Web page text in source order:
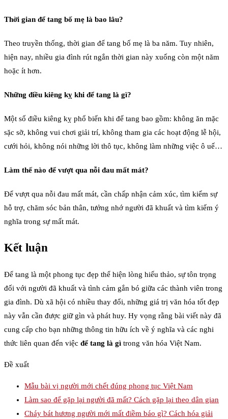
Thời gian để tang bố mẹ là bao lâu?
Theo truyền thống, thời gian để tang bố mẹ là ba năm. Tuy nhiên,
hiện nay, nhiều gia đình rút ngắn thời gian này xuống còn một năm
hoặc ít hơn.
Những điều kiêng kỵ khi để tang là gì?
Một số điều kiêng kỵ phổ biến khi để tang bao gồm: không ăn mặc
sặc sỡ, không vui chơi giải trí, không tham gia các hoạt động lễ hội,
cưới hỏi, không nói những lời thô tục, không làm những việc ô uế…
Làm thế nào để vượt qua nỗi đau mất mát?
Để vượt qua nỗi đau mất mát, cần chấp nhận cảm xúc, tìm kiếm sự
hỗ trợ, chăm sóc bản thân, tưởng nhớ người đã khuất và tìm kiếm ý
nghĩa trong sự mất mát.
Kết luận
Để tang là một phong tục đẹp thể hiện lòng hiếu thảo, sự tôn trọng
đối với người đã khuất và tình cảm gắn bó giữa các thành viên trong
gia đình. Dù xã hội có nhiều thay đổi, những giá trị văn hóa tốt đẹp
này vẫn cần được giữ gìn và phát huy. Hy vọng rằng bài viết này đã
cung cấp cho bạn những thông tin hữu ích về ý nghĩa và các nghi
thức liên quan đến việc để tang là gì trong văn hóa Việt Nam.
Đề xuất
Mẫu bài vị người mới chết đúng phong tục Việt Nam
Làm sao để gặp lại người đã mất? Cách gặp lại theo dân gian
Cháy bát hương người mới mất điềm báo gì? Cách hóa giải